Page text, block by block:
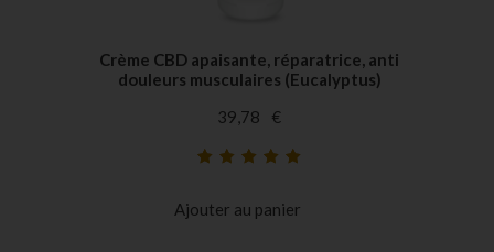
Crème CBD apaisante, réparatrice, anti
douleurs musculaires (Eucalyptus)
39,78
€
notations
Ajouter au panier